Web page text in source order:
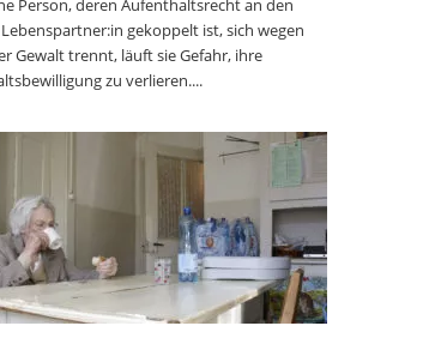
Person, deren Aufenthaltsrecht an den
gekoppelt ist, sich wegen
Gewalt trennt, läuft sie Gefahr, ihre
zu verlieren....